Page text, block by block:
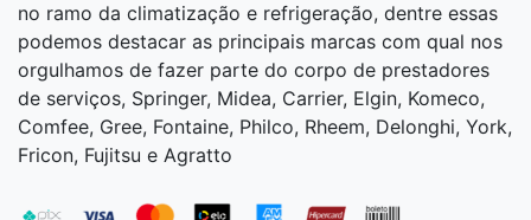
no ramo da climatização e refrigeração, dentre essas
podemos destacar as principais marcas com qual nos
orgulhamos de fazer parte do corpo de prestadores
de serviços, Springer, Midea, Carrier, Elgin, Komeco,
Comfee, Gree, Fontaine, Philco, Rheem, Delonghi, York,
Fricon, Fujitsu e Agratto